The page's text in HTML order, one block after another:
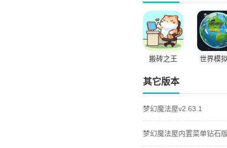
搬砖之王 世界模
其它版本
梦幻魔法屋v2.63.1
梦幻魔法屋内置菜单钻石